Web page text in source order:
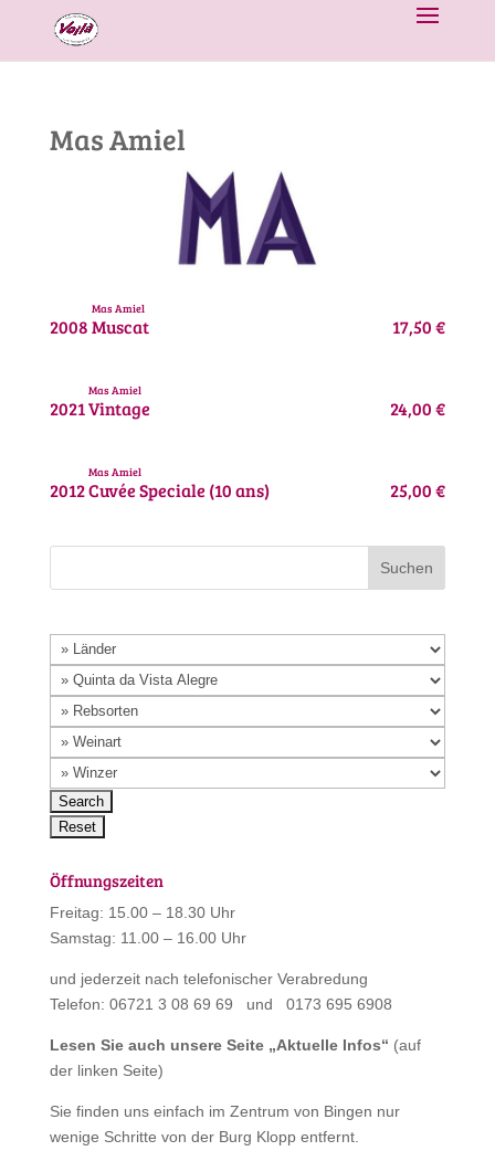
Mas Amiel
2008
Mas Amiel
Muscat 17,50 €
2021
Mas Amiel
Vintage 24,00 €
2012
Mas Amiel
Cuvée Speciale (10 ans) 25,00 €
Öffnungszeiten
Freitag: 15.00 – 18.30 Uhr
Samstag: 11.00 – 16.00 Uhr
und jederzeit nach telefonischer Verabredung
Telefon: 06721 3 08 69 69 und 0173 695 6908
Lesen Sie auch unsere Seite „Aktuelle Infos“ (auf
der linken Seite)
Sie finden uns einfach im Zentrum von Bingen nur
wenige Schritte von der Burg Klopp entfernt.